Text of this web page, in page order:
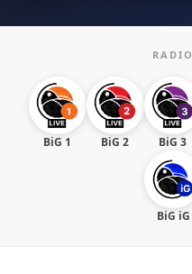
BiG 1 BiG 2 BiG 3
BiG iG